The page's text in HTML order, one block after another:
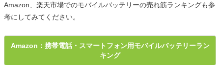
Amazon、楽天市場でのモバイルバッテリーの売れ筋ランキングも参
考にしてみてください。
Amazon：携帯電話・スマートフォン用モバイルバッテリーラン
キング